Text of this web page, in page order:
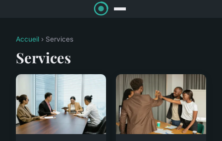
Accueil › Services
Services